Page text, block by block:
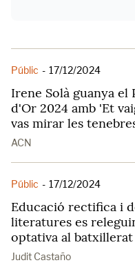
Públic - 17/12/2024
Irene Solà guanya el
d'Or 2024 amb 'Et
vas mirar les
ACN
Públic - 17/12/2024
Educació rectifica i
literatures es
optativa al batxillerat
Judit Castaño